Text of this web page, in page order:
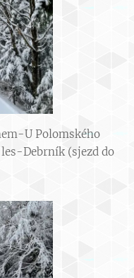
U Polomského
Debrník (sjezd do